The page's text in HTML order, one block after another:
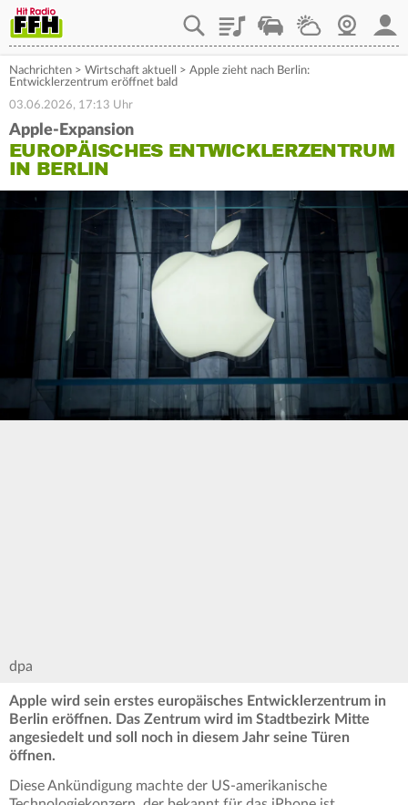
PlaylistStaupilotWetterWebcam
Nachrichten > Wirtschaft aktuell > Apple zieht nach Berlin:
Entwicklerzentrum eröffnet bald
03.06.2026, 17:13 Uhr
Apple-Expansion
EUROPÄISCHES ENTWICKLERZENTRUM
IN BERLIN
dpa
Apple wird sein erstes europäisches Entwicklerzentrum in
Berlin eröffnen. Das Zentrum wird im Stadtbezirk Mitte
angesiedelt und soll noch in diesem Jahr seine Türen
öffnen.
Diese Ankündigung machte der US-amerikanische